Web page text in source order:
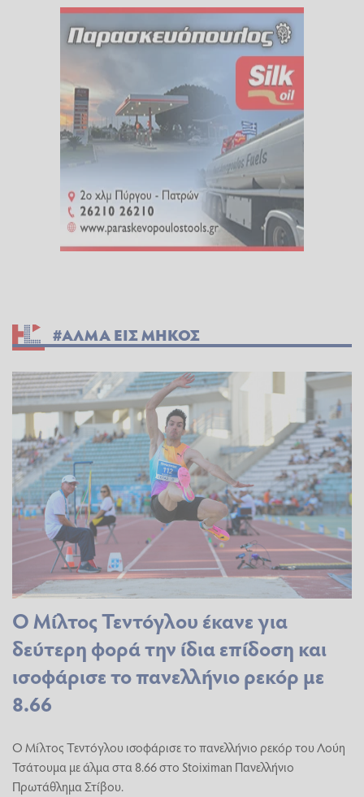
#ΑΛΜΑ ΕΙΣ ΜΗΚΟΣ
Ο Μίλτος Τεντόγλου έκανε για
δεύτερη φορά την ίδια επίδοση και
ισοφάρισε το πανελλήνιο ρεκόρ με
8.66
Ο Μίλτος Τεντόγλου ισοφάρισε το πανελλήνιο ρεκόρ του Λούη
Τσάτουμα με άλμα στα 8.66 στο Stoiximan Πανελλήνιο
Πρωτάθλημα Στίβου.